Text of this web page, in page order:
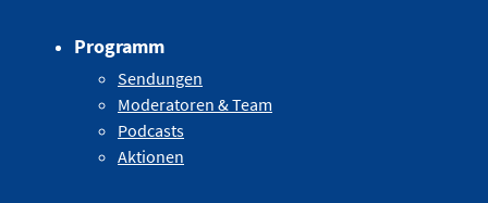
Programm
Sendungen
Moderatoren & Team
Podcasts
Aktionen